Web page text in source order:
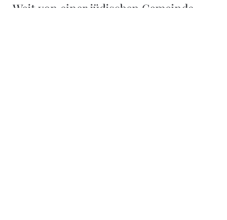
Weit von einer jüdischen Gemeinde